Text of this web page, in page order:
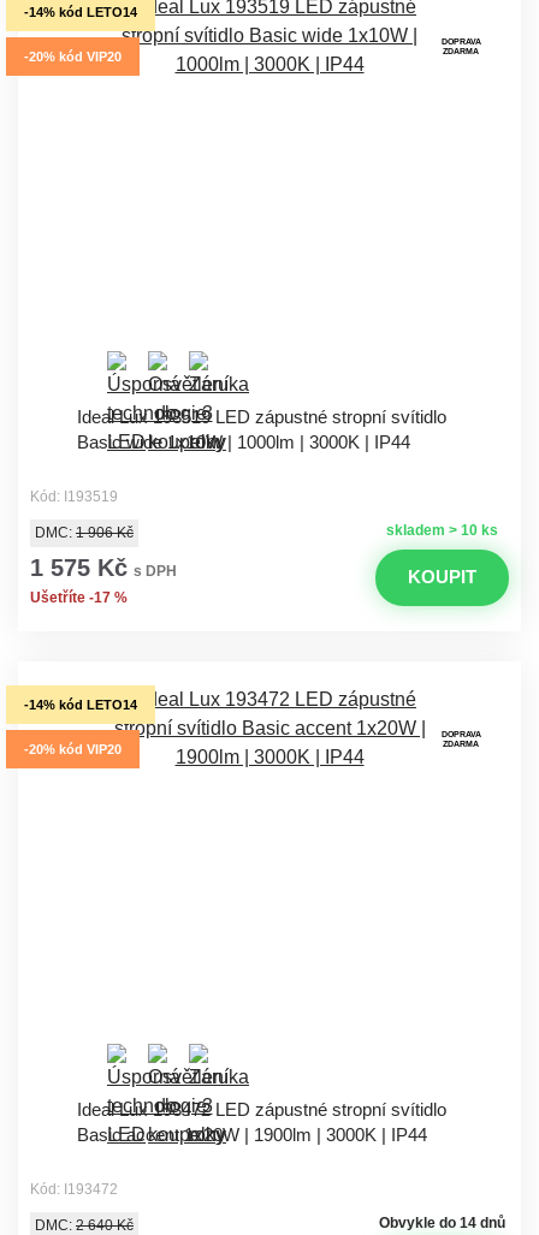
-14% kód LETO14
-20% kód VIP20
DOPRAVA
ZDARMA
Ideal Lux 193519 LED zápustné stropní svítidlo
Basic wide 1x10W | 1000lm | 3000K | IP44
Kód: I193519
skladem > 10 ks
DMC: 1 906 Kč
1 575 Kč s DPH
Ušetříte -17 %
KOUPIT
-14% kód LETO14
-20% kód VIP20
DOPRAVA
ZDARMA
Ideal Lux 193472 LED zápustné stropní svítidlo
Basic accent 1x20W | 1900lm | 3000K | IP44
Kód: I193472
Obvykle do 14 dnů
DMC: 2 640 Kč